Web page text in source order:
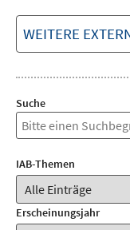
WEITERE
Suche
IAB-Themen
Erscheinungsjahr